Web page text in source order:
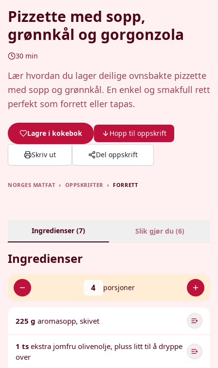
Pizzette med sopp,
grønnkål og gorgonzola
30 min
Lær hvordan du lager deilige ovnsbakte pizzette
med sopp og grønnkål. En enkel og smakfull rett
perfekt som forrett eller tapas.
Lagre i kokebok Hopp til oppskrift
Skriv ut Del oppskrift
NORGES MATFAT › OPPSKRIFTER › FORRETT
Ingredienser (7) Slik gjør du (6)
Ingredienser
4 porsjoner
225 g aromasopp, skivet
1 ts ekstra jomfru olivenolje, pluss litt til å dryppe
over